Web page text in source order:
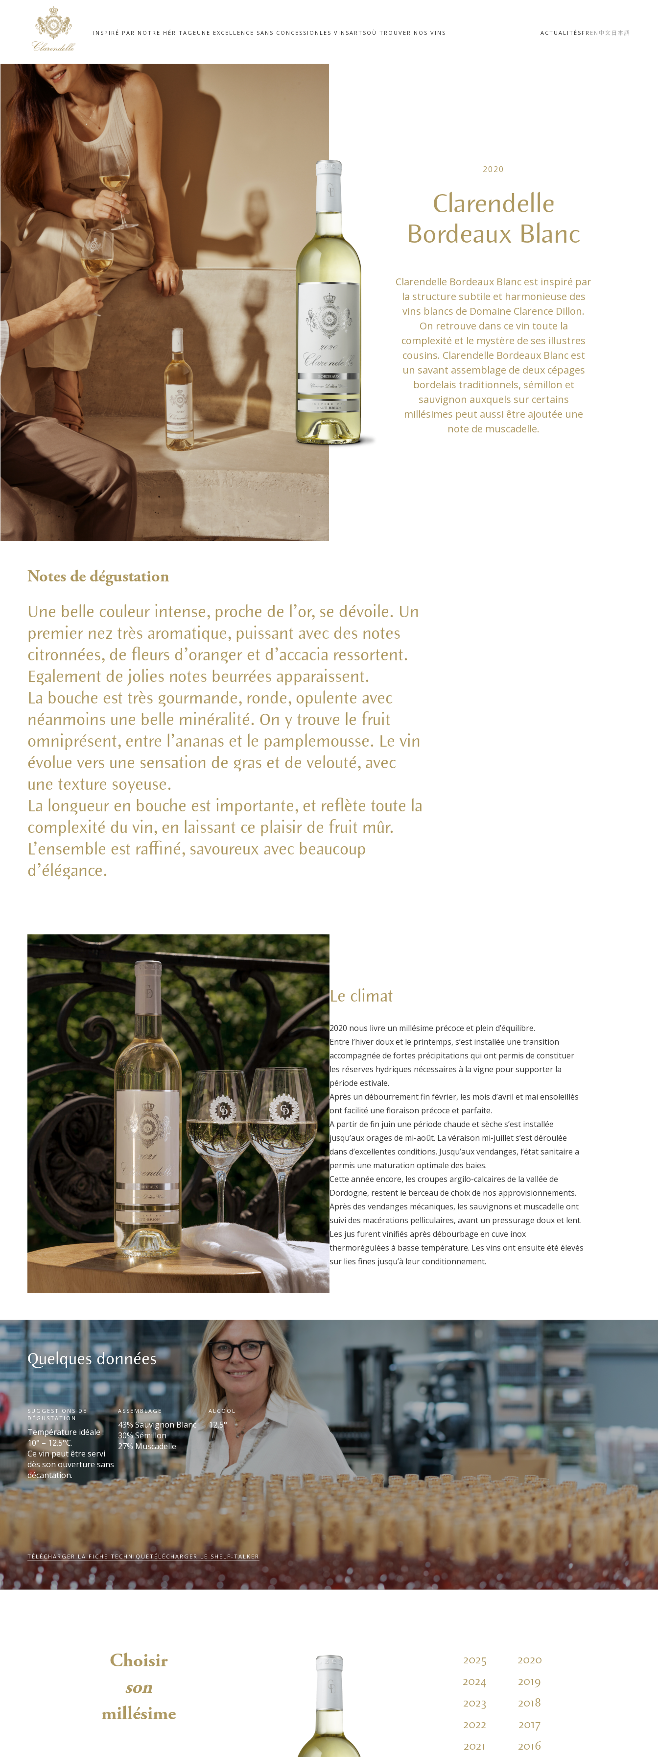
INSPIRÉ PAR NOTRE HÉRITAGE UNE EXCELLENCE SANS CONCESSION LES VINSARTS OÙ TROUVER NOS VINS ACTUALITÉS FR EN 中文 日本語
2020
Clarendelle
Bordeaux Blanc
Clarendelle Bordeaux Blanc est inspiré par
la structure subtile et harmonieuse des
vins blancs de Domaine Clarence Dillon.
On retrouve dans ce vin toute la
complexité et le mystère de ses illustres
cousins. Clarendelle Bordeaux Blanc est
un savant assemblage de deux cépages
bordelais traditionnels, sémillon et
sauvignon auxquels sur certains
millésimes peut aussi être ajoutée une
note de muscadelle.
Notes de dégustation
Une belle couleur intense, proche de l’or, se dévoile. Un
premier nez très aromatique, puissant avec des notes
citronnées, de fleurs d’oranger et d’accacia ressortent.
Egalement de jolies notes beurrées apparaissent.
La bouche est très gourmande, ronde, opulente avec
néanmoins une belle minéralité. On y trouve le fruit
omniprésent, entre l’ananas et le pamplemousse. Le vin
évolue vers une sensation de gras et de velouté, avec
une texture soyeuse.
La longueur en bouche est importante, et reflète toute la
complexité du vin, en laissant ce plaisir de fruit mûr.
L’ensemble est raffiné, savoureux avec beaucoup
d’élégance.
Le climat
2020 nous livre un millésime précoce et plein d’équilibre.
Entre l’hiver doux et le printemps, s’est installée une transition
accompagnée de fortes précipitations qui ont permis de constituer
les réserves hydriques nécessaires à la vigne pour supporter la
période estivale.
Après un débourrement fin février, les mois d’avril et mai ensoleillés
ont facilité une floraison précoce et parfaite.
A partir de fin juin une période chaude et sèche s’est installée
jusqu’aux orages de mi-août. La véraison mi-juillet s’est déroulée
dans d’excellentes conditions. Jusqu’aux vendanges, l’état sanitaire a
permis une maturation optimale des baies.
Cette année encore, les croupes argilo-calcaires de la vallée de
Dordogne, restent le berceau de choix de nos approvisionnements.
Après des vendanges mécaniques, les sauvignons et muscadelle ont
suivi des macérations pelliculaires, avant un pressurage doux et lent.
Les jus furent vinifiés après débourbage en cuve inox
thermorégulées à basse température. Les vins ont ensuite été élevés
sur lies fines jusqu’à leur conditionnement.
Quelques données
SUGGESTIONS DE
DÉGUSTATION
Température idéale :
10° – 12.5°C.
Ce vin peut être servi
dès son ouverture sans
décantation.
ASSEMBLAGE
43% Sauvignon Blanc
30% Sémillon
27% Muscadelle
ALCOOL
12,5°
TÉLÉCHARGER LA FICHE TECHNIQUETÉLÉCHARGER LE SHELF-TALKER
Choisir
son
millésime
2025
2024
2023
2022
2021
2020
2019
2018
2017
2016